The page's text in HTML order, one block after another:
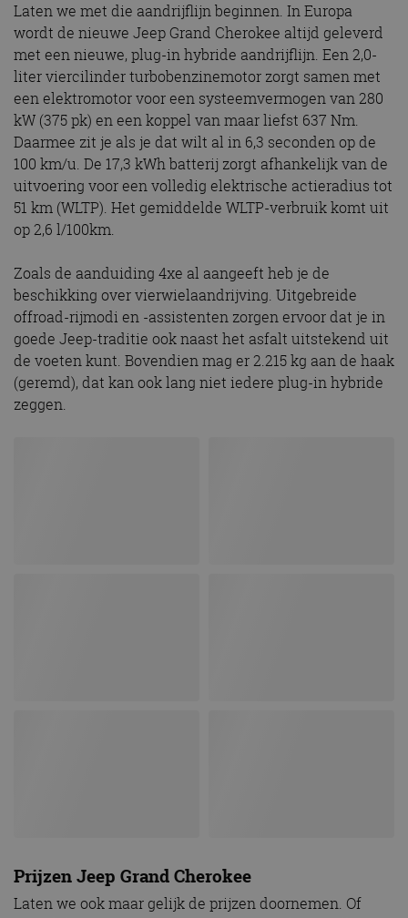
Laten we met die aandrijflijn beginnen. In Europa
wordt de nieuwe Jeep Grand Cherokee altijd geleverd
met een nieuwe, plug-in hybride aandrijflijn. Een 2,0-
liter viercilinder turbobenzinemotor zorgt samen met
een elektromotor voor een systeemvermogen van 280
kW (375 pk) en een koppel van maar liefst 637 Nm.
Daarmee zit je als je dat wilt al in 6,3 seconden op de
100 km/u. De 17,3 kWh batterij zorgt afhankelijk van de
uitvoering voor een volledig elektrische actieradius tot
51 km (WLTP). Het gemiddelde WLTP-verbruik komt uit
op 2,6 l/100km.
Zoals de aanduiding 4xe al aangeeft heb je de
beschikking over vierwielaandrijving. Uitgebreide
offroad-rijmodi en -assistenten zorgen ervoor dat je in
goede Jeep-traditie ook naast het asfalt uitstekend uit
de voeten kunt. Bovendien mag er 2.215 kg aan de haak
(geremd), dat kan ook lang niet iedere plug-in hybride
zeggen.
Prijzen Jeep Grand Cherokee
Laten we ook maar gelijk de prijzen doornemen. Of